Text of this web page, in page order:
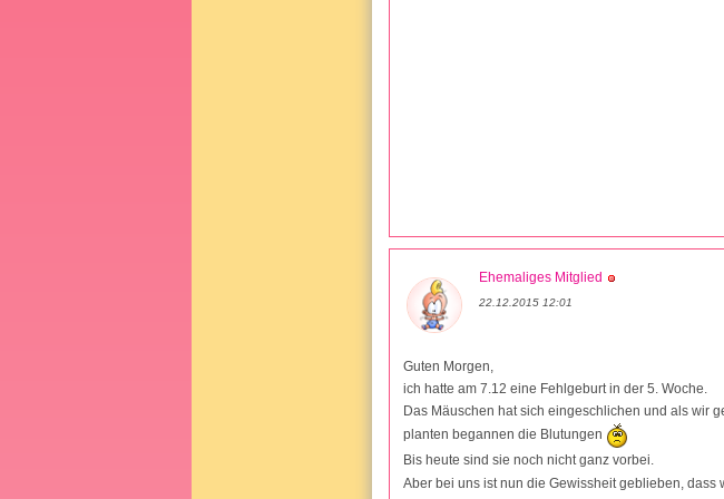
Ehemaliges Mitglied
22.12.2015 12:01
Guten Morgen,
ich hatte am 7.12 eine Fehlgeburt in der 5. Woche.
Das Mäuschen hat sich eingeschlichen und als wir
planten begannen die Blutungen
Bis heute sind sie noch nicht ganz vorbei.
Aber bei uns ist nun die Gewissheit geblieben, dass